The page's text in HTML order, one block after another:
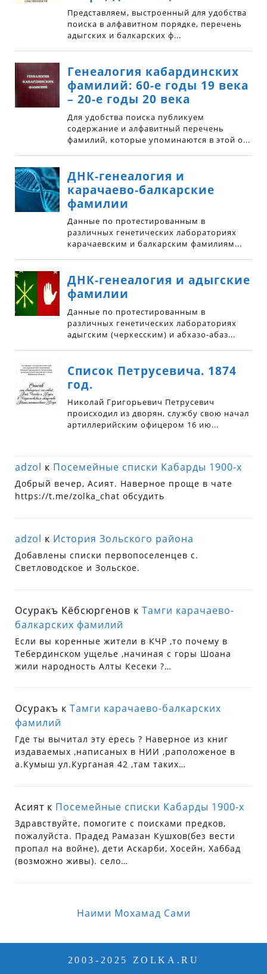
adzol к Посемейные списки Кабарды 1900-х
Добрый вечер, Асият. Наверное проще в чате
https://t.me/zolka_chat обсудить
adzol к История Зольского района
Добавлены списки первопоселенцев с.
Светловодское и Зольское.
Осуракъ Кёбсюргенов кТамги карачаево-
балкарских фамилий
Если вы коренные жители в КЧР ,то почему в
Тебердинском ущелье ,начиная с горы Шоана
жили народность Алты Кесеки ?…
Осуракъ кТамги карачаево-балкарских
фамилий
Где ты вычитал эту ересь ? Наверное из книг
издаваемых ,написаных в НИИ ,раположеное в
а.Кумыш ул.Курганая 42 ,там таких…
Асият к Посемейные списки Кабарды 1900-х
Здравствуйте, помогите с поисками предков,
пожалуйста. Прадед Рамазан Кушхов(без вести
пропал на войне), дети Аскарби, Хосейн, Хаббад
(возможно живы). село…
Наими Мохамад Сами
2003-2025 ZOLKA.RU